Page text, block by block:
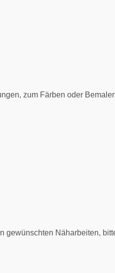
zum Färben oder
Näharbeiten,